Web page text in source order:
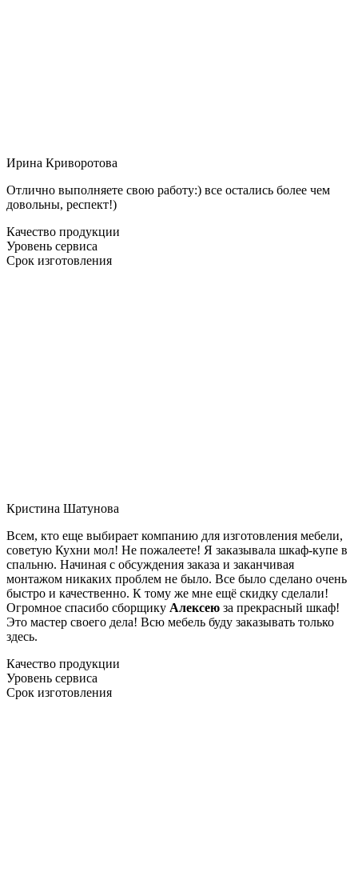
Ирина Криворотова
Отлично выполняете свою работу:) все остались более чем
довольны, респект!)
Качество продукции
Уровень сервиса
Срок изготовления
Кристина Шатунова
Всем, кто еще выбирает компанию для изготовления мебели,
советую Кухни мол! Не пожалеете! Я заказывала шкаф-купе в
спальню. Начиная с обсуждения заказа и заканчивая
монтажом никаких проблем не было. Все было сделано очень
быстро и качественно. К тому же мне ещё скидку сделали!
Огромное спасибо сборщику Алексею за прекрасный шкаф!
Это мастер своего дела! Всю мебель буду заказывать только
здесь.
Качество продукции
Уровень сервиса
Срок изготовления